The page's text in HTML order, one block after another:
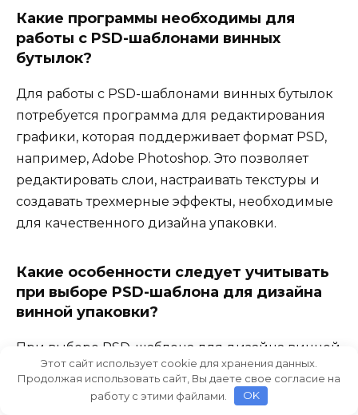
Какие программы необходимы для
работы с PSD-шаблонами винных
бутылок?
Для работы с PSD-шаблонами винных бутылок
потребуется программа для редактирования
графики, которая поддерживает формат PSD,
например, Adobe Photoshop. Это позволяет
редактировать слои, настраивать текстуры и
создавать трехмерные эффекты, необходимые
для качественного дизайна упаковки.
Какие особенности следует учитывать
при выборе PSD-шаблона для дизайна
винной упаковки?
При выборе PSD-шаблона для дизайна винной
упаковки важно учитывать его совместимость с
программным обеспечением, наличие
Этот сайт использует cookie для хранения данных.
Продолжая использовать сайт, Вы даете свое согласие на
работу с этими файлами.
OK